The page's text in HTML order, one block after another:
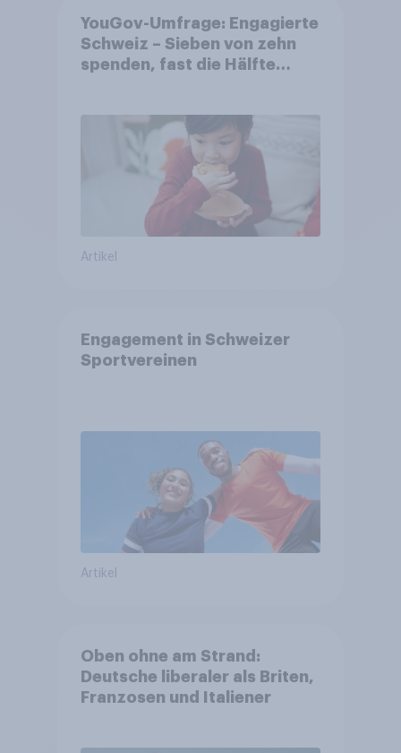
YouGov-Umfrage: Engagierte
Schweiz – Sieben von zehn
spenden, fast die Hälfte
Artikel
Engagement in Schweizer
Sportvereinen
Artikel
Oben ohne am Strand:
Deutsche liberaler als Briten,
Franzosen und Italiener